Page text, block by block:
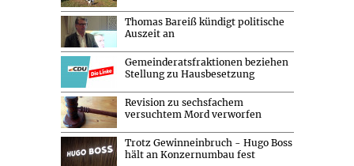
Thomas Bareiß kündigt politische
Auszeit an
Gemeinderatsfraktionen beziehen
Stellung zu Hausbesetzung
Revision zu sechsfachem
versuchtem Mord verworfen
Trotz Gewinneinbruch - Hugo Boss
hält an Konzernumbau fest